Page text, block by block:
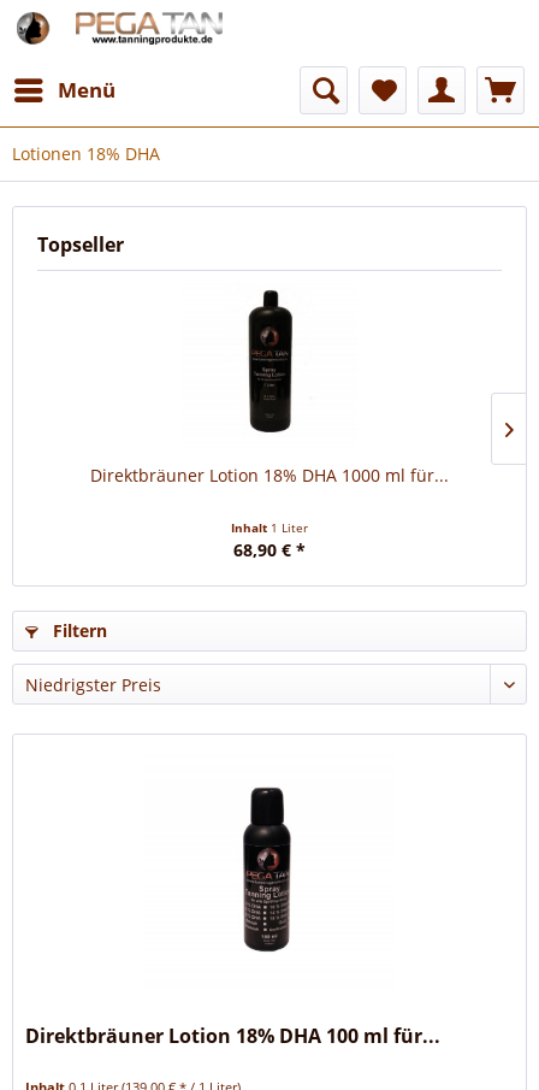
Menü
Lotionen 18% DHA
Topseller
Direktbräuner Lotion 18% DHA 1000 ml für...
Inhalt 1 Liter
68,90 € *
Filtern
Direktbräuner Lotion 18% DHA 100 ml für...